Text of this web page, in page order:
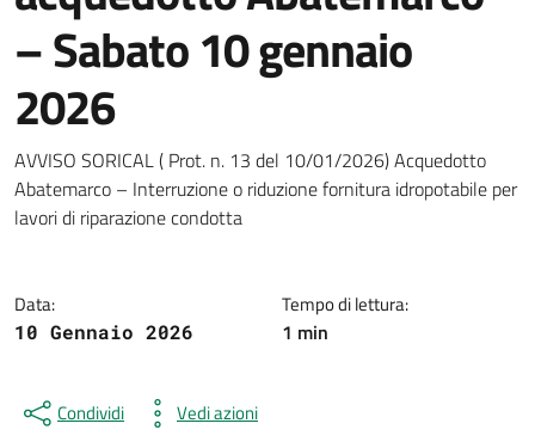
– Sabato 10 gennaio
2026
Dettagli della notizia
AVVISO SORICAL ( Prot. n. 13 del 10/01/2026) Acquedotto
Abatemarco – Interruzione o riduzione fornitura idropotabile per
lavori di riparazione condotta
Data:
10 Gennaio 2026
Tempo di lettura:
1 min
Condividi Vedi azioni